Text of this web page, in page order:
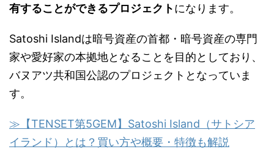
有することができるプロジェクトになります。
Satoshi Islandは暗号資産の首都・暗号資産の専門
家や愛好家の本拠地となることを目的としており、
バヌアツ共和国公認のプロジェクトとなっていま
す。
≫【TENSET第5GEM】Satoshi Island（サトシア
イランド）とは？買い方や概要・特徴も解説